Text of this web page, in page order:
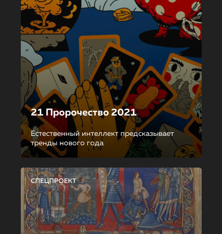
21 Пророчество 2021
Естественный интеллект предсказывает
тренды нового года
СПЕЦПРОЕКТ